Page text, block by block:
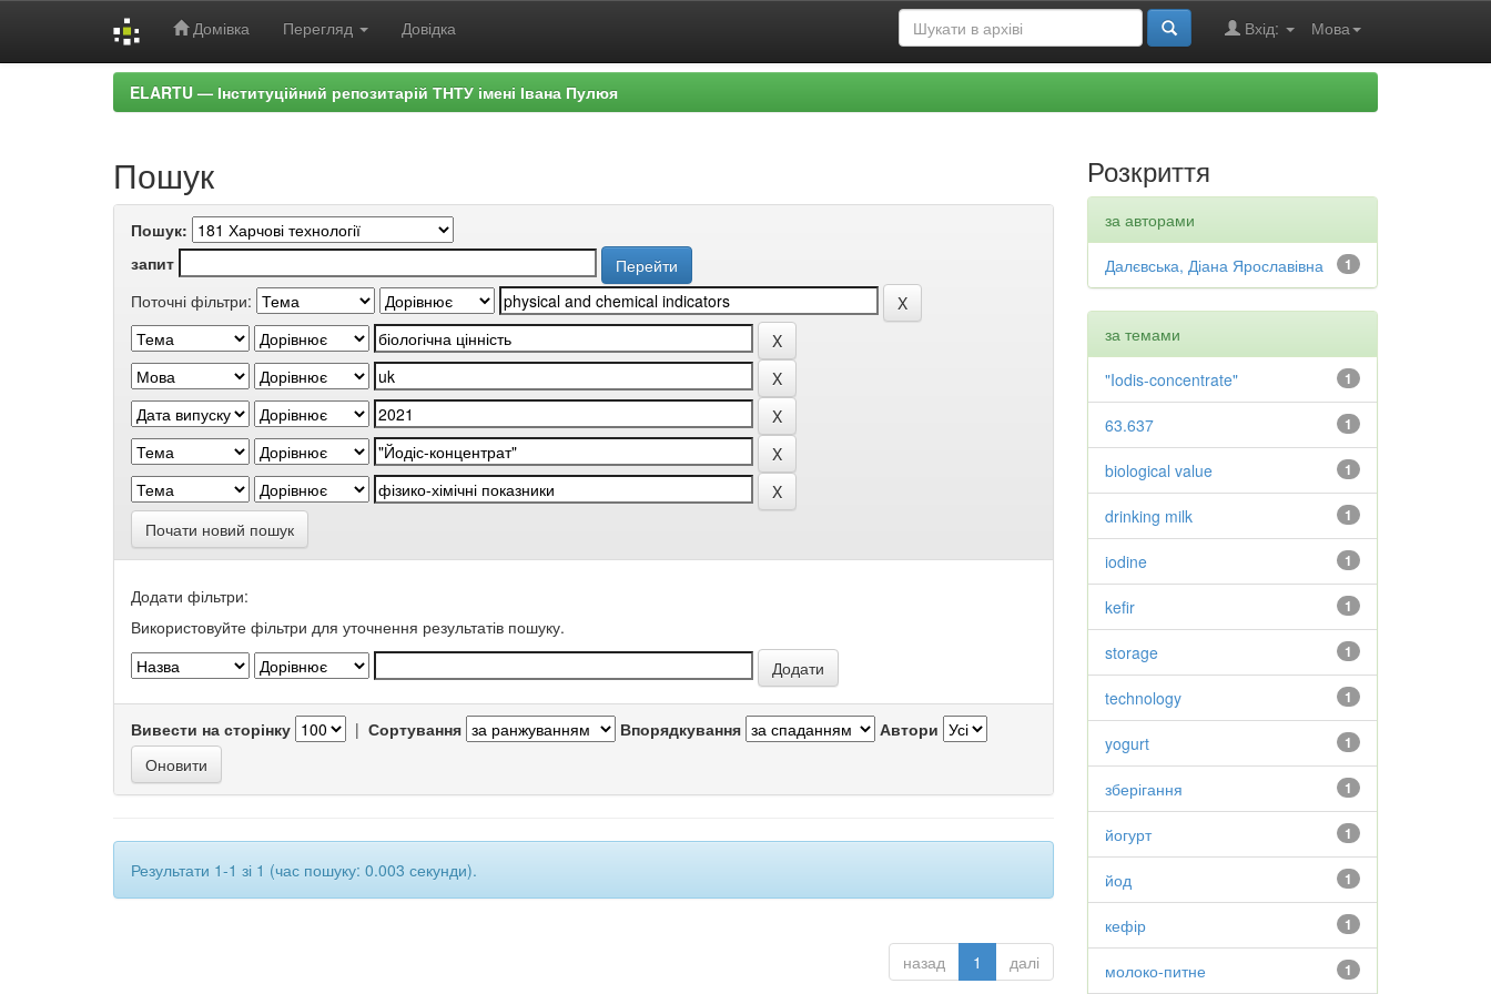
Домівка Перегляд Довідка Мова
Вхід:
ELARTU — Інституційний репозитарій ТНТУ імені Івана Пулюя
Пошук
Пошук:
запит
Поточні фільтри:
Почати новий пошук
Додати фільтри:
Використовуйте фільтри для уточнення результатів пошуку.
Вивести на сторінку | Сортування Впорядкування Автори
Результати 1-1 зі 1 (час пошуку: 0.003 секунди).
назад 1 далі
Розкриття
за авторами
1
Далєвська, Діана Ярославівна
за темами
1
"Iodis-concentrate"
1
63.637
1
biological value
1
drinking milk
1
iodine
1
kefir
1
storage
1
technology
1
yogurt
1
зберігання
1
йогурт
1
йод
1
кефір
1
молоко-питне